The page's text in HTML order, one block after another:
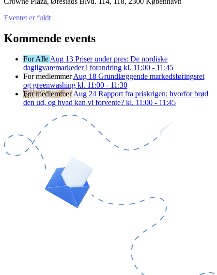
Eventet er fuldt
Kommende events
For Alle Aug 13 Priser under pres: De nordiske
dagligvaremarkeder i forandring kl. 11:00 - 11:45
For medlemmer Aug 18 Grundlæggende markedsføringsret
og greenwashing kl. 11:00 - 11:30
For medlemmer Aug 24 Rapport fra priskrigen; hvorfor brød
den ud, og hvad kan vi forvente? kl. 11:00 - 11:45